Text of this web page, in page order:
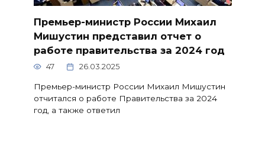
Премьер-министр России Михаил
Мишустин представил отчет о
работе правительства за 2024 год
47 26.03.2025
Премьер-министр России Михаил Мишустин
отчитался о работе Правительства за 2024
год, а также ответил